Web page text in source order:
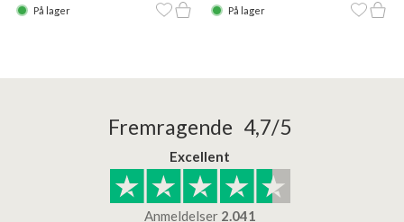
På lager På lager
Fremragende 4,7/5
Excellent
Anmeldelser 2.041